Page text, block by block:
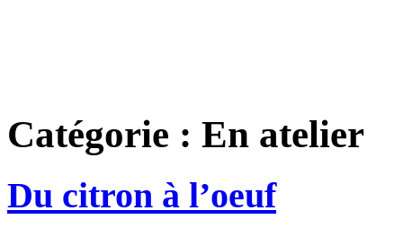
Catégorie : En atelier
Du citron à l’oeuf